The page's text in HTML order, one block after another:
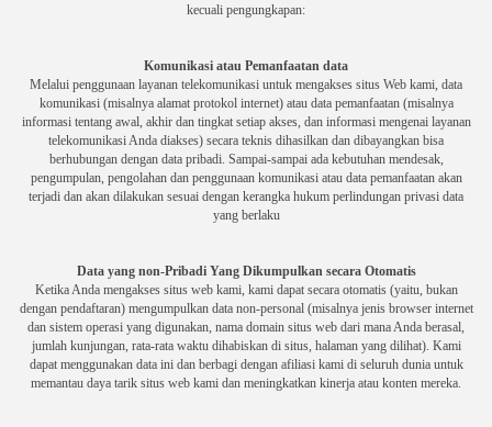
kecuali pengungkapan:
Komunikasi atau Pemanfaatan data
Melalui penggunaan layanan telekomunikasi untuk mengakses situs Web kami, data
komunikasi (misalnya alamat protokol internet) atau data pemanfaatan (misalnya
informasi tentang awal, akhir dan tingkat setiap akses, dan informasi mengenai layanan
telekomunikasi Anda diakses) secara teknis dihasilkan dan dibayangkan bisa
berhubungan dengan data pribadi. Sampai-sampai ada kebutuhan mendesak,
pengumpulan, pengolahan dan penggunaan komunikasi atau data pemanfaatan akan
terjadi dan akan dilakukan sesuai dengan kerangka hukum perlindungan privasi data
yang berlaku
Data yang non-Pribadi Yang Dikumpulkan secara Otomatis
Ketika Anda mengakses situs web kami, kami dapat secara otomatis (yaitu, bukan
dengan pendaftaran) mengumpulkan data non-personal (misalnya jenis browser internet
dan sistem operasi yang digunakan, nama domain situs web dari mana Anda berasal,
jumlah kunjungan, rata-rata waktu dihabiskan di situs, halaman yang dilihat). Kami
dapat menggunakan data ini dan berbagi dengan afiliasi kami di seluruh dunia untuk
memantau daya tarik situs web kami dan meningkatkan kinerja atau konten mereka.